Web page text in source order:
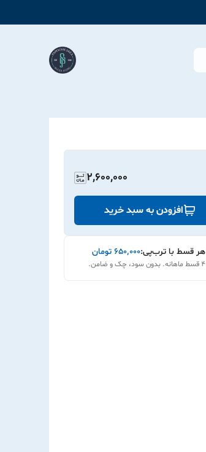
2,600,000
افزودن به سبد خرید
هر قسط با ترب‌پی:۶۵۰٬۰۰۰ تومان
۴ قسط ماهانه. بدون سود، چک و ضامن.